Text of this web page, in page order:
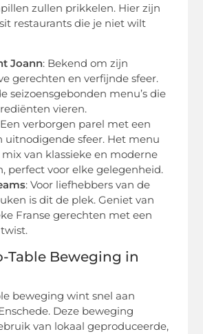
zullen prikkelen. Hier zijn
restaurants die je niet wilt
Joann: Bekend om zijn
gerechten en verfijnde sfeer.
seizoensgebonden menu’s die
vieren.
Een verborgen parel met een
uitnodigende sfeer. Het menu
van klassieke en moderne
perfect voor elke gelegenheid.
: Voor liefhebbers van de
is dit de plek. Geniet van
Franse gerechten met een
Table Beweging in
beweging wint snel aan
Deze beweging
van lokaal geproduceerde,